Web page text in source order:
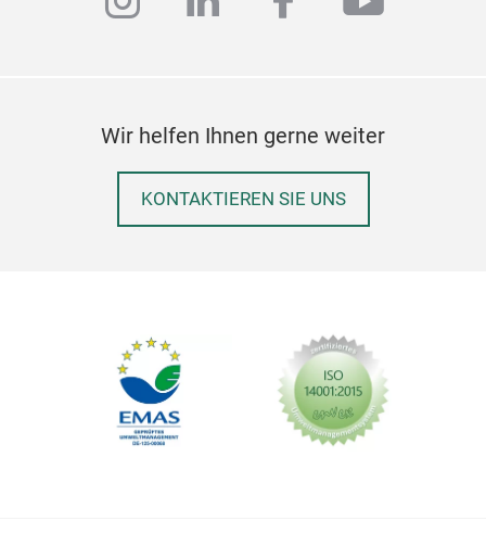
Wir helfen Ihnen gerne weiter
KONTAKTIEREN SIE UNS